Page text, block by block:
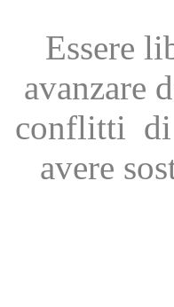
Essere
avanzare
conflitti
avere